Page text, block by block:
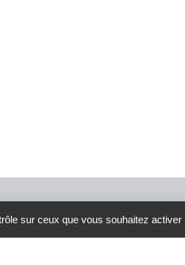
4 rue Crec’h-Ugen
22810 Belle Isle en
sur ceux que vous souhaitez activer